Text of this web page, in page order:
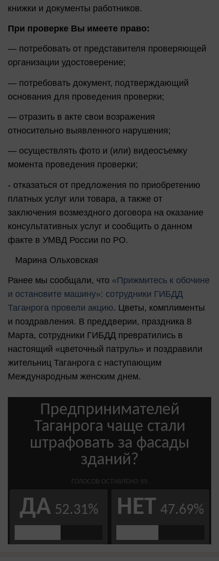
книжки и документы работников.
При проверке Вы имеете право:
— потребовать от представителя проверяющей
организации удостоверение;
— потребовать документ, подтверждающий
основания для проведения проверки;
— отразить в акте свои возражения
относительно выявленного нарушения;
— осуществлять фото и (или) видеосъемку
момента проведения проверки;
- отказаться от предложения по приобретению
платных услуг или товара, а также от
заключения возмездного договора на оказание
консультативных услуг и сообщить о данном
факте в УМВД России по РО.
Марина Ольховская
Ранее мы сообщали, что «Прижмитесь к обочине
и остановите машину»: сотрудники ГИБДД
Таганрога провели акцию. Цветы, комплименты
и поздравления. В преддверии, праздника 8
Марта, сотрудники ГИБДД превратились в
настоящий «цветочный патруль» и поздравили
жительниц Таганрога с наступающим
Международным женским днем.